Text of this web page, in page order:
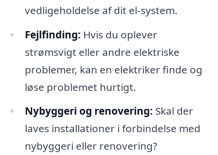
vedligeholdelse af dit el-system.
Fejlfinding: Hvis du oplever
strømsvigt eller andre elektriske
problemer, kan en elektriker finde og
løse problemet hurtigt.
Nybyggeri og renovering: Skal der
laves installationer i forbindelse med
nybyggeri eller renovering?